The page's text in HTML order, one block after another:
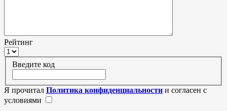
Рейтинг
Введите код
Я прочитал Политика конфиденциальности и согласен с
условиями